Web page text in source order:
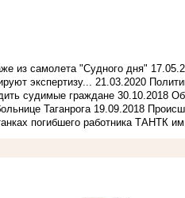
из самолета "Судного дня"
экспертизу... 21.03.2020
судимые граждане 30.10.2018
Таганрога 19.09.2018
погибшего работника ТАНТК